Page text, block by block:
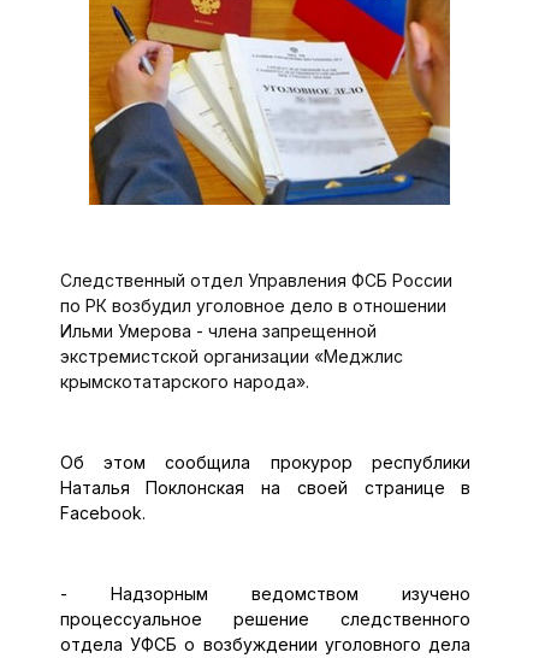
Следственный отдел Управления ФСБ России
по РК возбудил уголовное дело в отношении
Ильми Умерова - члена запрещенной
экстремистской организации «Меджлис
крымскотатарского народа».
Об этом сообщила прокурор республики
Наталья Поклонская на своей странице в
Facebook.
- Надзорным ведомством изучено
процессуальное решение следственного
отдела УФСБ о возбуждении уголовного дела